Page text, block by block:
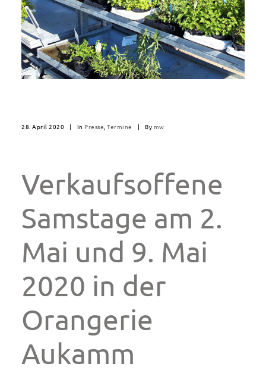
28. April 2020 | In Presse, Termine | By mw
Verkaufsoffene
Samstage am 2.
Mai und 9. Mai
2020 in der
Orangerie
Aukamm